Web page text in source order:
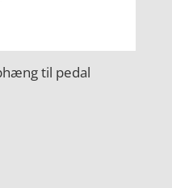
til pedal